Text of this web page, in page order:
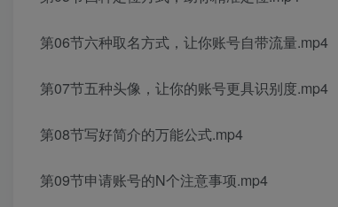
第06节六种取名方式，让你账号自带流量.mp4
第07节五种头像，让你的账号更具识别度.mp4
第08节写好简介的万能公式.mp4
第09节申请账号的N个注意事项.mp4